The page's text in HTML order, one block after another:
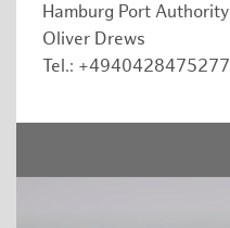
Hamburg Port Authority
Oliver Drews
Tel.: +4940428475277